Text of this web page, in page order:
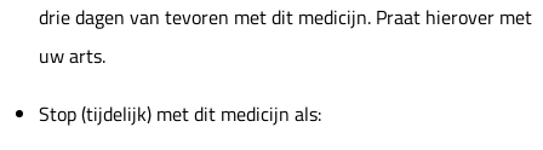
drie dagen van tevoren met dit medicijn. Praat hierover met
uw arts.
Stop (tijdelijk) met dit medicijn als: